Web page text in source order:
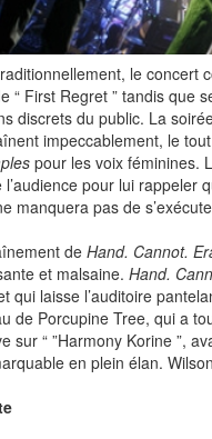
le concert
“ First Regret ” tandis que
discrets du public. La
impeccablement, le
pour les voix féminines.
l’audience pour lui rappeler
manquera pas de
de Hand. Cannot.
et malsaine. Hand.
qui laisse l’auditoire
de Porcupine Tree, qui a
sur “ ”Harmony Korine ”,
en plein élan.